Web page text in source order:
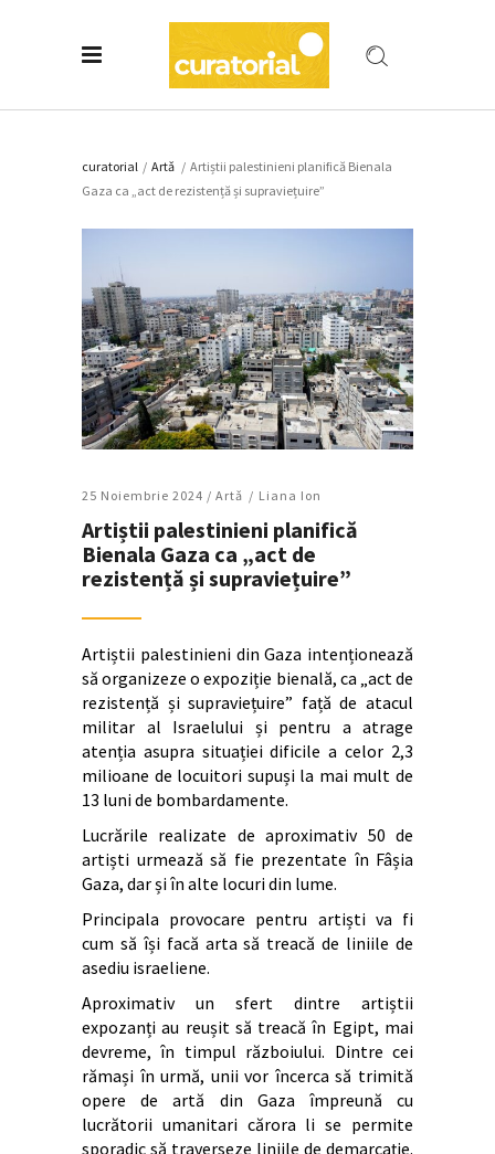
curatorial / Artǎ / Artiștii palestinieni planifică Bienala
Gaza ca „act de rezistență și supraviețuire”
25 Noiembrie 2024 / Artǎ Liana Ion
Artiștii palestinieni planifică
Bienala Gaza ca „act de
rezistență și supraviețuire”
Artiștii palestinieni din Gaza intenționează
să organizeze o expoziție bienală, ca „act de
rezistență și supraviețuire” față de atacul
militar al Israelului și pentru a atrage
atenția asupra situației dificile a celor 2,3
milioane de locuitori supuși la mai mult de
13 luni de bombardamente.
Lucrările realizate de aproximativ 50 de
artiști urmează să fie prezentate în Fâșia
Gaza, dar și în alte locuri din lume.
Principala provocare pentru artiști va fi
cum să își facă arta să treacă de liniile de
asediu israeliene.
Aproximativ un sfert dintre artiștii
expozanți au reușit să treacă în Egipt, mai
devreme, în timpul războiului. Dintre cei
rămași în urmă, unii vor încerca să trimită
opere de artă din Gaza împreună cu
lucrătorii umanitari cărora li se permite
sporadic să traverseze liniile de demarcație.